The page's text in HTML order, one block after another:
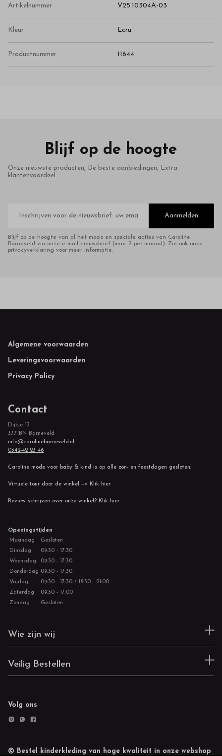
Artikelnummer V25.10304A-03
Kleur Ecru
Productnummer 11644
Blijf op de hoogte
Onze nieuwste producten, De beste aanbiedingen, Extra
klantenvoordeel
mailadres
Aanmelden
Blijf op de hoogte van al het moois en speciale acties van Caroline
Barneveld via onze e-mail nieuwsbrief (max. 2 per maand). Zie ook onze
privacyverklaring voor meer informatie.
Footer
Algemene voorwaarden
Leveringsvoorwaarden
Privacy Policy
Contact
Dijkje 13
3771BN Barneveld
info@carolinebarneveld.nl
0342-42 23 46
Caroline mode voor baby & kind is op alle zon- en feestdagen gesloten.
Virtuele tour door de winkel --> Klik hier
Review schrijven over onze winkel? Klik hier
Openingstijden
Maandag
Gesloten
Dinsdag
09:30 - 17:30
Woensdag
09:30 - 17:30
Donderdag 09:30 - 17:30
Vrijdag
09:30 - 17:30 / 18:30 - 21:00
Zaterdag
09:30 - 17:00
Zondag
Gesloten
Wie zijn wij
Veilig Bestellen
Volg ons
© Bestel kinderkleding van hoge kwaliteit in onze webshop